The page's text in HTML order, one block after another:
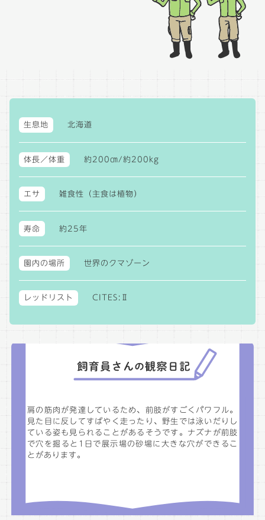
生息地 北海道
体長／体重 約200㎝/約200kg
エサ 雑食性（主食は植物）
寿命 約25年
園内の場所 世界のクマゾーン
レッドリスト CITES:Ⅱ
肩の筋肉が発達しているため、前肢がすごくパワフル。
見た目に反してすばやく走ったり、野生では泳いだりし
ている姿も見られることがあるそうです。ナズナが前肢
で穴を掘ると1日で展示場の砂場に大きな穴ができるこ
とがあります。